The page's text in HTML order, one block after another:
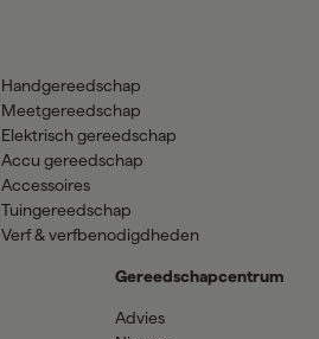
Handgereedschap
Meetgereedschap
Elektrisch gereedschap
Accu gereedschap
Accessoires
Tuingereedschap
Verf & verfbenodigdheden
Gereedschapcentrum
Advies